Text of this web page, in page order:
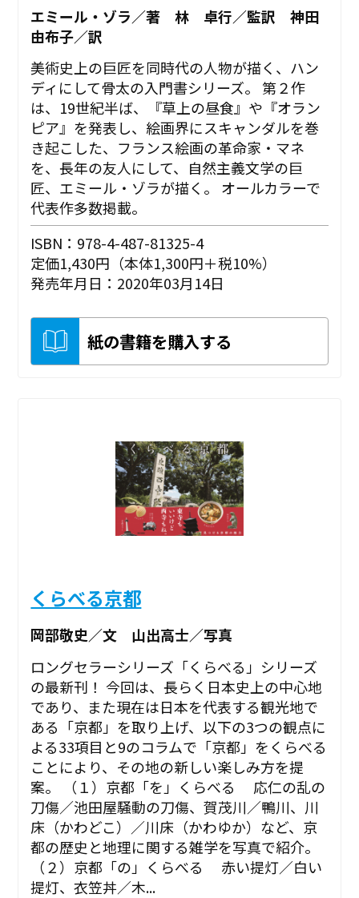
エミール・ゾラ／著 林 卓行／監訳 神田
由布子／訳
美術史上の巨匠を同時代の人物が描く、ハン
ディにして骨太の入門書シリーズ。 第２作
は、19世紀半ば、『草上の昼食』や『オラン
ピア』を発表し、絵画界にスキャンダルを巻
き起こした、フランス絵画の革命家・マネ
を、長年の友人にして、自然主義文学の巨
匠、エミール・ゾラが描く。 オールカラーで
代表作多数掲載。
ISBN：978-4-487-81325-4
定価1,430円（本体1,300円＋税10%）
発売年月日：2020年03月14日
紙の書籍を購入する
くらべる京都
岡部敬史／文 山出高士／写真
ロングセラーシリーズ「くらべる」シリーズ
の最新刊！ 今回は、長らく日本史上の中心地
であり、また現在は日本を代表する観光地で
ある「京都」を取り上げ、以下の3つの観点に
よる33項目と9のコラムで「京都」をくらべる
ことにより、その地の新しい楽しみ方を提
案。 （１）京都「を」くらべる 応仁の乱の
刀傷／池田屋騒動の刀傷、賀茂川／鴨川、川
床（かわどこ）／川床（かわゆか）など、京
都の歴史と地理に関する雑学を写真で紹介。
（２）京都「の」くらべる 赤い提灯／白い
提灯、衣笠丼／木...